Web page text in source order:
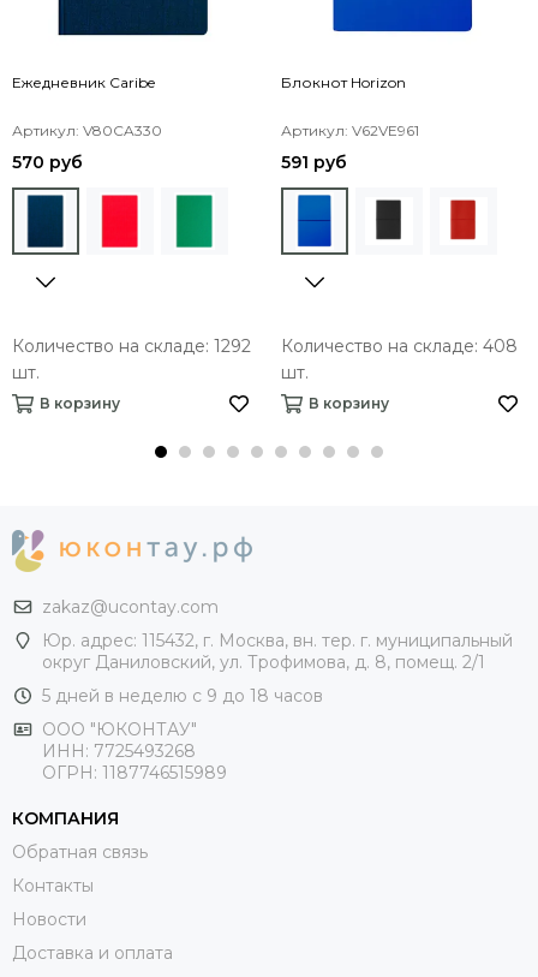
Ежедневник Caribe
Артикул: V80CA330
570 руб
Количество на складе: 1292
шт.
В корзину
Блокнот Horizon
Артикул: V62VE961
591 руб
Количество на складе: 408
шт.
В корзину
zakaz@ucontay.com
Юр. адрес: 115432, г. Москва, вн. тер. г. муниципальный
округ Даниловский, ул. Трофимова, д. 8, помещ. 2/1
5 дней в неделю с 9 до 18 часов
ООО "ЮКОНТАУ"
ИНН: 7725493268
ОГРН: 1187746515989
КОМПАНИЯ
Обратная связь
Контакты
Новости
Доставка и оплата